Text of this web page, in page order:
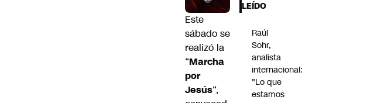
Este
sábado se
realizó la
“Marcha
por
Jesús“,
LEÍDO
Raúl
Sohr,
analista
internacional:
"Lo que
estamos